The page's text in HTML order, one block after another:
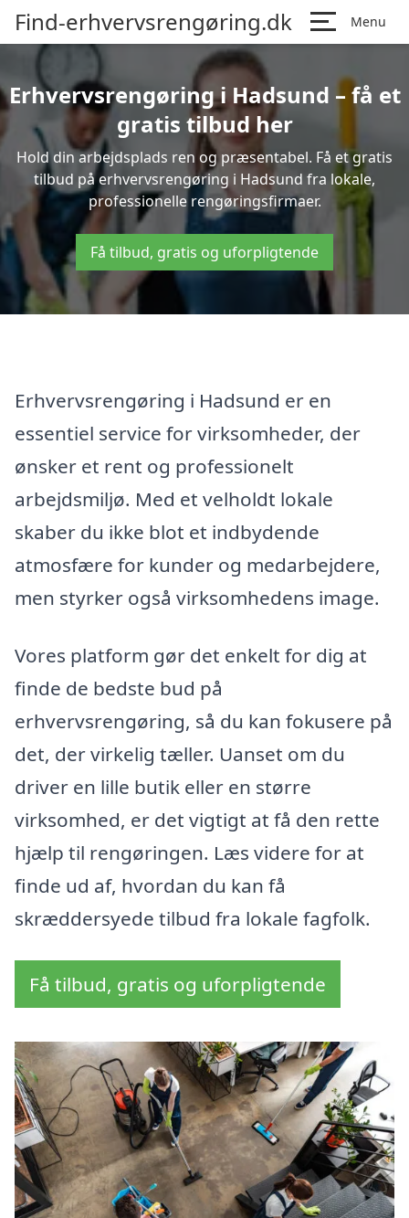
Find-erhvervsrengøring.dk Menu
Erhvervsrengøring i Hadsund – få et
gratis tilbud her
Hold din arbejdsplads ren og præsentabel. Få et gratis
tilbud på erhvervsrengøring i Hadsund fra lokale,
professionelle rengøringsfirmaer.
Få tilbud, gratis og uforpligtende
Erhvervsrengøring i Hadsund er en
essentiel service for virksomheder, der
ønsker et rent og professionelt
arbejdsmiljø. Med et velholdt lokale
skaber du ikke blot et indbydende
atmosfære for kunder og medarbejdere,
men styrker også virksomhedens image.
Vores platform gør det enkelt for dig at
finde de bedste bud på
erhvervsrengøring, så du kan fokusere på
det, der virkelig tæller. Uanset om du
driver en lille butik eller en større
virksomhed, er det vigtigt at få den rette
hjælp til rengøringen. Læs videre for at
finde ud af, hvordan du kan få
skræddersyede tilbud fra lokale fagfolk.
Få tilbud, gratis og uforpligtende